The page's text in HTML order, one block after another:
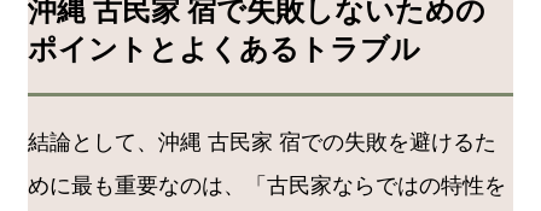
沖縄 古民家 宿で失敗しないための
ポイントとよくあるトラブル
結論として、沖縄 古民家 宿での失敗を避けるた
めに最も重要なのは、「古民家ならではの特性を